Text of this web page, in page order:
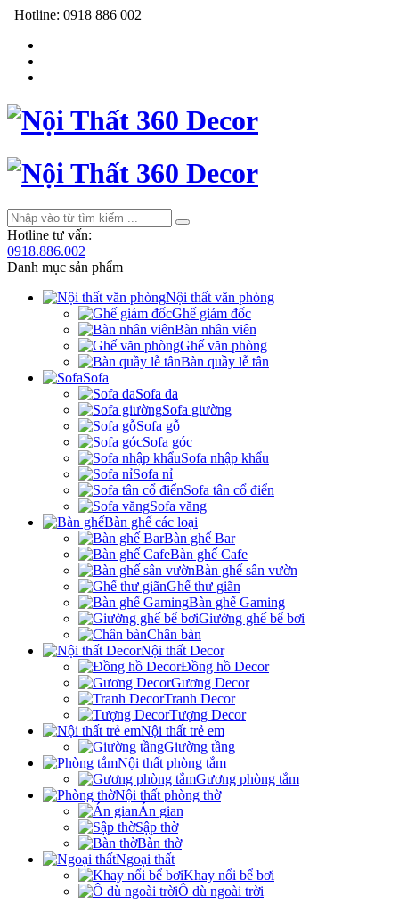
Hotline: 0918 886 002
Hotline tư vấn:
0918.886.002
Danh mục sản phẩm
Nội thất văn phòng
Ghế giám đốc
Bàn nhân viên
Ghế văn phòng
Bàn quầy lễ tân
Sofa
Sofa da
Sofa giường
Sofa gỗ
Sofa góc
Sofa nhập khẩu
Sofa nỉ
Sofa tân cổ điển
Sofa văng
Bàn ghế các loại
Bàn ghế Bar
Bàn ghế Cafe
Bàn ghế sân vườn
Ghế thư giãn
Bàn ghế Gaming
Giường ghế bể bơi
Chân bàn
Nội thất Decor
Đồng hồ Decor
Gương Decor
Tranh Decor
Tượng Decor
Nội thất trẻ em
Giường tầng
Nội thất phòng tắm
Gương phòng tắm
Nội thất phòng thờ
Án gian
Sập thờ
Bàn thờ
Ngoại thất
Khay nổi bể bơi
Ô dù ngoài trời